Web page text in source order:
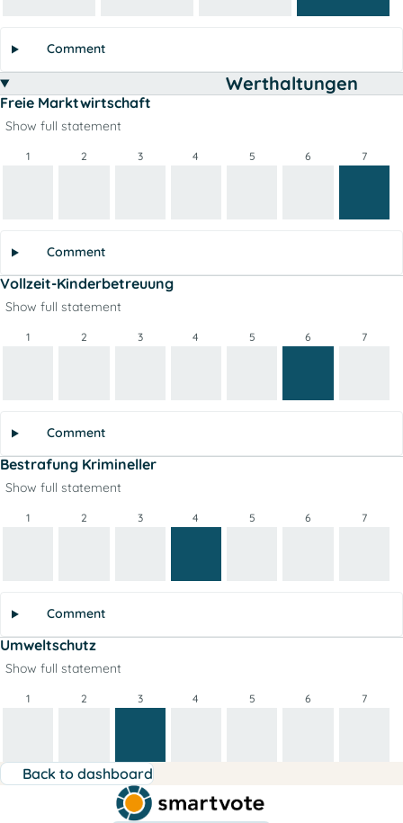
Comment
Werthaltungen
Freie Marktwirtschaft
Show full statement
1 2 3 4 5 6 7
Comment
Vollzeit-Kinderbetreuung
Show full statement
1 2 3 4 5 6 7
Comment
Bestrafung Krimineller
Show full statement
1 2 3 4 5 6 7
Comment
Umweltschutz
Show full statement
1 2 3 4 5 6 7
Back to dashboard